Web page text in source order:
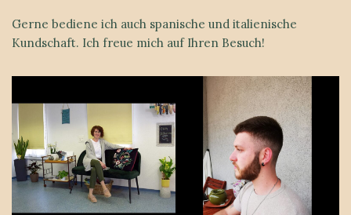
Gerne bediene ich auch spanische und italienische
Kundschaft. Ich freue mich auf Ihren Besuch!